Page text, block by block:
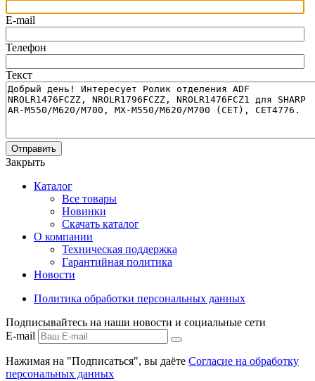
E-mail
Телефон
Текст
Отправить
Закрыть
Каталог
Все товары
Новинки
Скачать каталог
О компании
Техническая поддержка
Гарантийная политика
Новости
Политика обработки персональных данных
Подписывайтесь на наши новости и социальные сети
E-mail
Нажимая на "Подписаться", вы даёте Согласие на обработку
персональных данных